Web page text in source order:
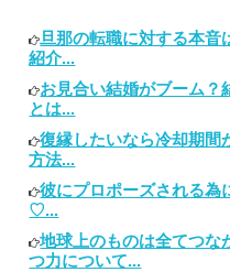
旦那の転職に対する本音
紹介...
お見合い結婚がブーム？
とは...
復縁したいなら冷却期間
方法...
彼にプロポーズされる為
♡...
地球上のものは全てつな
つ力について...